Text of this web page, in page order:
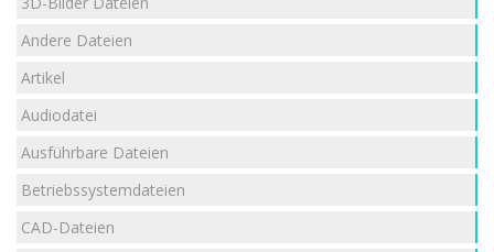
Andere Dateien
Artikel
Audiodatei
Ausführbare Dateien
Betriebssystemdateien
CAD-Dateien